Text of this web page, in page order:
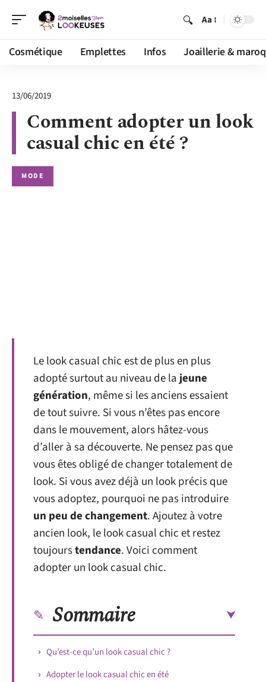
Aa
Cosmétique Emplettes Infos Joaillerie &
13/06/2019
Comment adopter un look
casual chic en été ?
MODE
Le look casual chic est de plus en plus
adopté surtout au niveau de lajeune
génération, même si les anciens essaient
de tout suivre. Si vous n’êtes pas encore
dans le mouvement, alors hâtez-vous
d’aller à sa découverte. Ne pensez pas que
vous êtes obligé de changer totalement de
look. Si vous avez déjà un look précis que
vous adoptez, pourquoi ne pas introduire
un peu de changement. Ajoutez à votre
ancien look, le look casual chic et restez
toujourstendance. Voici comment
adopter un look casual chic.
Sommaire
Qu’est-ce qu’un look casual chic ?
Adopter le look casual chic en été